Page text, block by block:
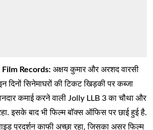
Records: अक्षय कुमार और अरशद वारसी
दिनों सिनेमाघरों की टिकट खिड़की पर कब्जा
कमाई करने वाली Jolly LLB 3 का चौथा और
इसके बाद भी फिल्म बॉक्स ऑफिस पर छाई हुई है.
प्रदर्शन काफी अच्छा रहा, जिसका असर फिल्म